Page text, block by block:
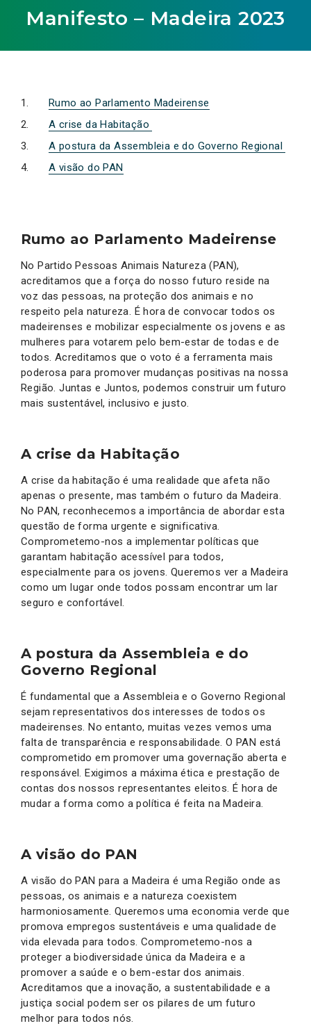
Manifesto – Madeira 2023
Rumo ao Parlamento Madeirense
A crise da Habitação
A postura da Assembleia e do Governo Regional
A visão do PAN
Rumo ao Parlamento Madeirense
No Partido Pessoas Animais Natureza (PAN),
acreditamos que a força do nosso futuro reside na
voz das pessoas, na proteção dos animais e no
respeito pela natureza. É hora de convocar todos os
madeirenses e mobilizar especialmente os jovens e as
mulheres para votarem pelo bem-estar de todas e de
todos. Acreditamos que o voto é a ferramenta mais
poderosa para promover mudanças positivas na nossa
Região. Juntas e Juntos, podemos construir um futuro
mais sustentável, inclusivo e justo.
A crise da Habitação
A crise da habitação é uma realidade que afeta não
apenas o presente, mas também o futuro da Madeira.
No PAN, reconhecemos a importância de abordar esta
questão de forma urgente e significativa.
Comprometemo-nos a implementar políticas que
garantam habitação acessível para todos,
especialmente para os jovens. Queremos ver a Madeira
como um lugar onde todos possam encontrar um lar
seguro e confortável.
A postura da Assembleia e do
Governo Regional
É fundamental que a Assembleia e o Governo Regional
sejam representativos dos interesses de todos os
madeirenses. No entanto, muitas vezes vemos uma
falta de transparência e responsabilidade. O PAN está
comprometido em promover uma governação aberta e
responsável. Exigimos a máxima ética e prestação de
contas dos nossos representantes eleitos. É hora de
mudar a forma como a política é feita na Madeira.
A visão do PAN
A visão do PAN para a Madeira é uma Região onde as
pessoas, os animais e a natureza coexistem
harmoniosamente. Queremos uma economia verde que
promova empregos sustentáveis e uma qualidade de
vida elevada para todos. Comprometemo-nos a
proteger a biodiversidade única da Madeira e a
promover a saúde e o bem-estar dos animais.
Acreditamos que a inovação, a sustentabilidade e a
justiça social podem ser os pilares de um futuro
melhor para todos nós.